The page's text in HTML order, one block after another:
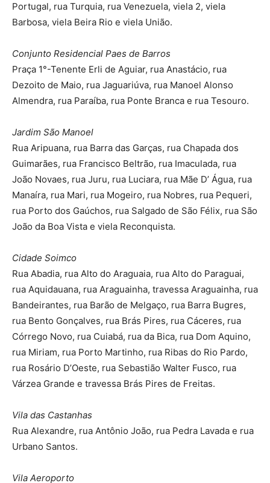
Portugal, rua Turquia, rua Venezuela, viela 2, viela
Barbosa, viela Beira Rio e viela União.
Conjunto Residencial Paes de Barros
Praça 1°-Tenente Erli de Aguiar, rua Anastácio, rua
Dezoito de Maio, rua Jaguariúva, rua Manoel Alonso
Almendra, rua Paraíba, rua Ponte Branca e rua Tesouro.
Jardim São Manoel
Rua Aripuana, rua Barra das Garças, rua Chapada dos
Guimarães, rua Francisco Beltrão, rua Imaculada, rua
João Novaes, rua Juru, rua Luciara, rua Mãe D’ Água, rua
Manaíra, rua Mari, rua Mogeiro, rua Nobres, rua Pequeri,
rua Porto dos Gaúchos, rua Salgado de São Félix, rua São
João da Boa Vista e viela Reconquista.
Cidade Soimco
Rua Abadia, rua Alto do Araguaia, rua Alto do Paraguai,
rua Aquidauana, rua Araguainha, travessa Araguainha, rua
Bandeirantes, rua Barão de Melgaço, rua Barra Bugres,
rua Bento Gonçalves, rua Brás Pires, rua Cáceres, rua
Córrego Novo, rua Cuiabá, rua da Bica, rua Dom Aquino,
rua Miriam, rua Porto Martinho, rua Ribas do Rio Pardo,
rua Rosário D’Oeste, rua Sebastião Walter Fusco, rua
Várzea Grande e travessa Brás Pires de Freitas.
Vila das Castanhas
Rua Alexandre, rua Antônio João, rua Pedra Lavada e rua
Urbano Santos.
Vila Aeroporto